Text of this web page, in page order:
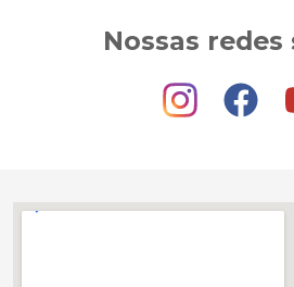
Nossas redes